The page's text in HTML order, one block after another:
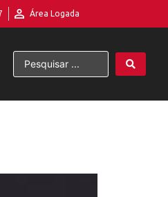
Área Logada